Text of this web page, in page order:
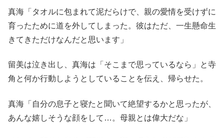
真海「タオルに包まれて泥だらけで、親の愛情を受けずに
育ったために道を外してしまった。彼はただ、一生懸命生
きてきただけなんだと思います」
留美は泣き出し、真海は「そこまで思っているなら」と寺
角と何か行動しようとしていることを伝え、帰らせた。
真海「自分の息子と寝たと聞いて絶望するかと思ったが、
あんな嬉しそうな顔をして…。母親とは偉大だな」